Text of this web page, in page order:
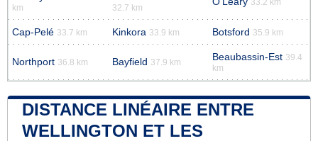
km
32.7 km
33.2 km
Cap-Pelé 33.7 km Kinkora 33.9 km Botsford 35.9 km
Northport 36.8 km Bayfield 37.9 km Beaubassin-Est 39.4
km
DISTANCE LINÉAIRE ENTRE
WELLINGTON ET LES